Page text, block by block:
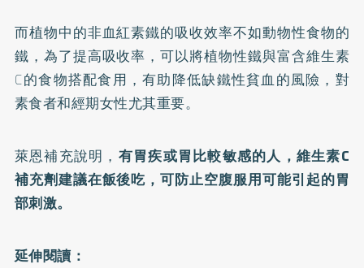
而植物中的非血紅素鐵的吸收效率不如動物性食物的
鐵，為了提高吸收率，可以將植物性鐵與富含維生素
C的食物搭配食用，有助降低缺鐵性貧血的風險，對
素食者和經期女性尤其重要。
萊恩補充說明， 有胃疾或胃比較敏感的人，維生素C
補充劑建議在飯後吃，可防止空腹服用可能引起的胃
部刺激。
延伸閱讀：